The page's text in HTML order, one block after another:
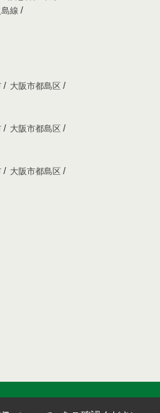
線
大阪市都島区
大阪市都島区
大阪市都島区